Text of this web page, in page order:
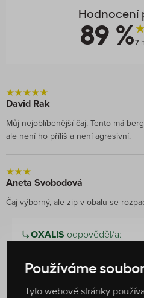
Hodnocení
89 %7
David Rak
Můj nejoblíbenější čaj. Tento má
ale není ho příliš a není agresivní.
Aneta Svobodová
Čaj výborný, ale zip v obalu se
OXALIS odpověděl/a:
máme velkou radost, že
za milá slova. O to víc nás
Používáme
Tyto webové stránky